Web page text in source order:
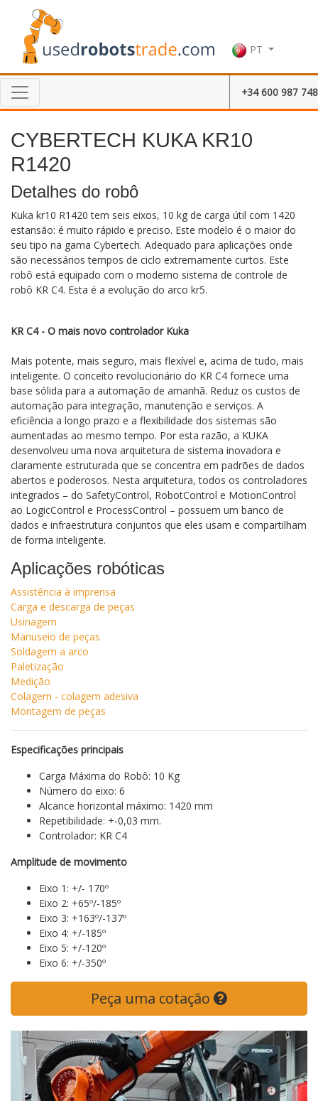
PT
+34 600 987 748
CYBERTECH KUKA KR10
R1420
Detalhes do robô
Kuka kr10 R1420 tem seis eixos, 10 kg de carga útil com 1420
estansão: é muito rápido e preciso. Este modelo é o maior do
seu tipo na gama Cybertech. Adequado para aplicações onde
são necessários tempos de ciclo extremamente curtos. Este
robô está equipado com o moderno sistema de controle de
robô KR C4. Esta é a evolução do arco kr5.
KR C4 - O mais novo controlador Kuka
Mais potente, mais seguro, mais flexível e, acima de tudo, mais
inteligente. O conceito revolucionário do KR C4 fornece uma
base sólida para a automação de amanhã. Reduz os custos de
automação para integração, manutenção e serviços. A
eficiência a longo prazo e a flexibilidade dos sistemas são
aumentadas ao mesmo tempo. Por esta razão, a KUKA
desenvolveu uma nova arquitetura de sistema inovadora e
claramente estruturada que se concentra em padrões de dados
abertos e poderosos. Nesta arquitetura, todos os controladores
integrados – do SafetyControl, RobotControl e MotionControl
ao LogicControl e ProcessControl – possuem um banco de
dados e infraestrutura conjuntos que eles usam e compartilham
de forma inteligente.
Aplicações robóticas
Assistência à imprensa
Carga e descarga de peças
Usinagem
Manuseio de peças
Soldagem a arco
Paletização
Medição
Colagem - colagem adesiva
Montagem de peças
Especificações principais
Carga Máxima do Robô: 10 Kg
Número do eixo: 6
Alcance horizontal máximo: 1420 mm
Repetibilidade: +-0,03 mm.
Controlador: KR C4
Amplitude de movimento
Eixo 1: +/- 170º
Eixo 2: +65º/-185º
Eixo 3: +163º/-137º
Eixo 4: +/-185º
Eixo 5: +/-120º
Eixo 6: +/-350º
Peça uma cotação